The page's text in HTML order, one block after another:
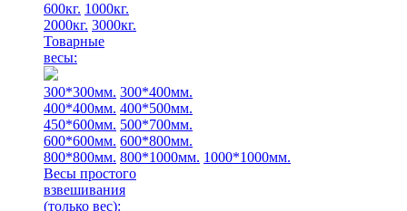
600кг. 1000кг.
2000кг. 3000кг.
Товарные
весы:
300*300мм. 300*400мм.
400*400мм. 400*500мм.
450*600мм. 500*700мм.
600*600мм. 600*800мм.
800*800мм. 800*1000мм. 1000*1000мм.
Весы простого
взвешивания
(только вес):